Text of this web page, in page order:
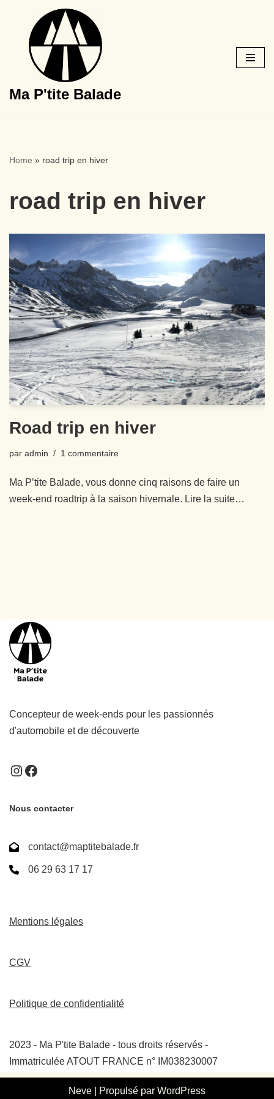
contenu
Ma P'tite Balade
Home » road trip en hiver
road trip en hiver
Road trip en hiver
par admin 1 commentaire
Ma P’tite Balade, vous donne cinq raisons de faire un
week-end roadtrip à la saison hivernale. Lire la suite…
Concepteur de week-ends pour les passionnés
d'automobile et de découverte
Nous contacter
contact@maptitebalade.fr
06 29 63 17 17
Mentions légales
CGV
Politique de confidentialité
2023 - Ma P'tite Balade - tous droits réservés -
Immatriculée ATOUT FRANCE n° IM038230007
Neve | Propulsé par WordPress